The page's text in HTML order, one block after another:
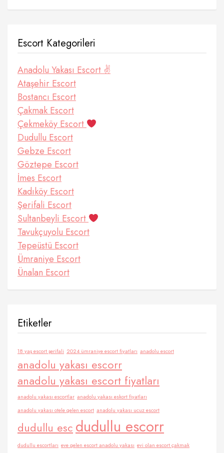
Escort Kategorileri
Anadolu Yakası Escort ✌️
Ataşehir Escort
Bostancı Escort
Çakmak Escort
Çekmeköy Escort
Dudullu Escort
Gebze Escort
Göztepe Escort
İmes Escort
Kadıköy Escort
Şerifali Escort
Sultanbeyli Escort
Tavukçuyolu Escort
Tepeüstü Escort
Ümraniye Escort
Ünalan Escort
Etiketler
18 yaş escort şerifali 2024 ümraniye escort fiyatları anadolu escort
anadolu yakası escorr
anadolu yakası escort fiyatları
anadolu yakası escortlar anadolu yakası eskort fiyatları
anadolu yakası otele gelen escort anadolu yakası ucuz escort
dudullu esc dudullu escorr
dudullu escortları eve gelen escort anadolu yakası evi olan escort çakmak